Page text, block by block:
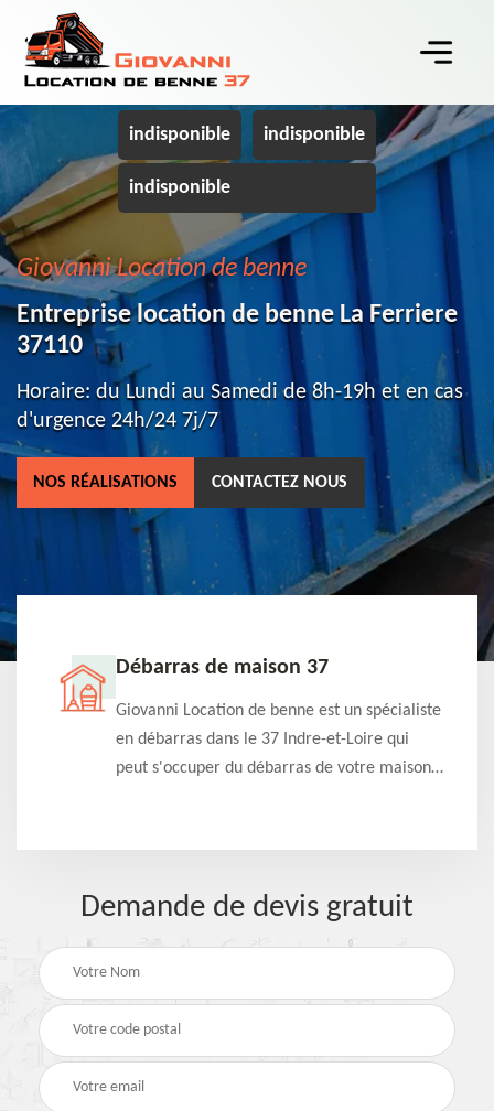
indisponible indisponible
indisponible
Giovanni Location de benne
Entreprise location de benne La Ferriere
37110
Horaire: du Lundi au Samedi de 8h-19h et en cas
d'urgence 24h/24 7j/7
NOS RÉALISATIONS CONTACTEZ NOUS
Débarras de maison 37
Giovanni Location de benne est un spécialiste
en débarras dans le 37 Indre-et-Loire qui
peut s'occuper du débarras de votre maison
Demande de devis gratuit